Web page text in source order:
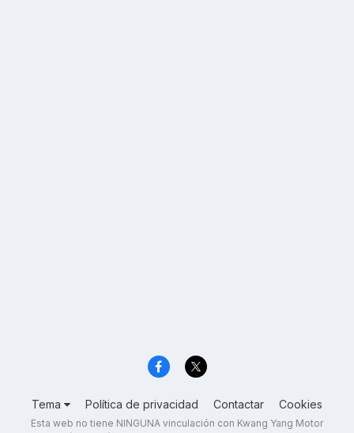
Tema Política de privacidad Contactar Cookies
Esta web no tiene NINGUNA vinculación con Kwang Yang Motor